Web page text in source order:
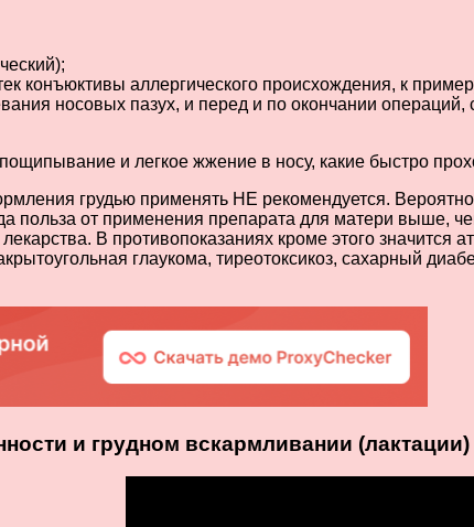
конъюктивы аллергического происхождения, к
носовых пазух, и перед и по окончании
и легкое жжение в носу, какие быстро
грудью применять НЕ рекомендуется.
польза от применения препарата для матери выше,
В противопоказаниях кроме этого
глаукома, тиреотоксикоз, сахарный
и грудном вскармливании (лактации)